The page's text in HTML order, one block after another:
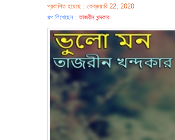
প্রকাশিত হয়েছে : ফেব্রুয়ারি 22, 2020
গল্প লিখেছেন :তাজরীন খন্দকার